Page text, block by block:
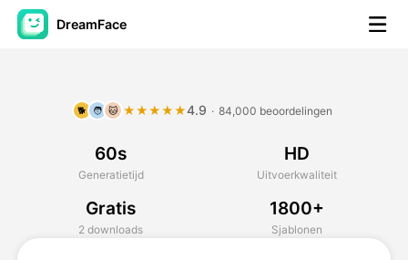
DreamFace
Avatar Video
AI Video
Foto van AI
🐕 🧑 🐱 ★★★★★4.9 · 84,000 beoordelingen
60s
Generatietijd
HD
Uitvoerkwaliteit
Gratis
2 downloads
1800+
Sjablonen